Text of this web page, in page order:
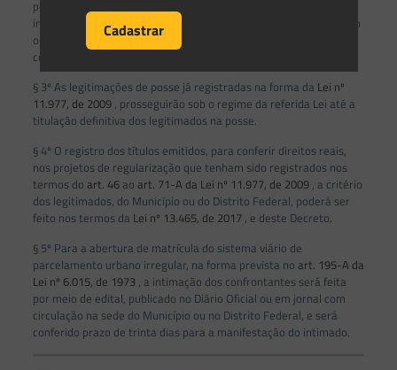
pela regularização, as normas, os procedimentos e os
instrumentos previstos na
e neste Decreto
ou no
art. 288-Aaoart. 288-G da Lei nº 6.015, de 1973
conjuntamente.
§ 3º As legitimações de posse já registradas na forma da Lei nº
11.977, de 2009 , prosseguirão sob o regime da referida Lei até a
titulação definitiva dos legitimados na posse.
§ 4º O registro dos títulos emitidos, para conferir direitos reais,
nos projetos de regularização que tenham sido registrados nos
termos do art. 46 ao art. 71-A da Lei nº 11.977, de 2009 , a critério
dos legitimados, do Município ou do Distrito Federal, poderá ser
feito nos termos da Lei nº 13.465, de 2017 , e deste Decreto.
§ 5º Para a abertura de matrícula do sistema viário de
parcelamento urbano irregular, na forma prevista no art. 195-A da
Lei nº 6.015, de 1973 , a intimação dos confrontantes será feita
por meio de edital, publicado no Diário Oficial ou em jornal com
circulação na sede do Município ou no Distrito Federal, e será
conferido prazo de trinta dias para a manifestação do intimado.